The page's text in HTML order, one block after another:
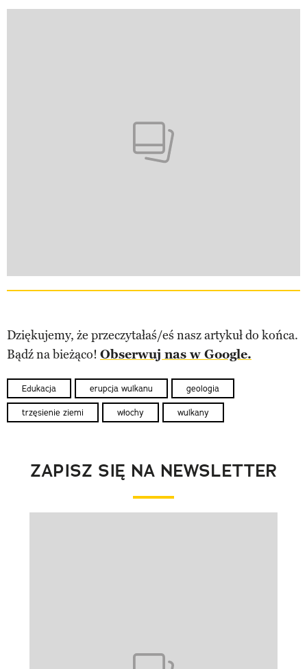
Dziękujemy, że przeczytałaś/eś nasz artykuł do końca.
Bądź na bieżąco! Obserwuj nas w Google.
Edukacja erupcja wulkanu geologia
trzęsienie ziemi włochy wulkany
ZAPISZ SIĘ NA NEWSLETTER